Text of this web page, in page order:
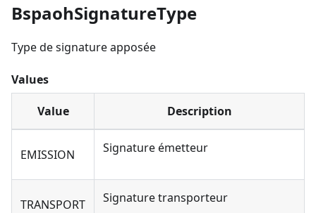
BspaohSignatureType
Type de signature apposée
Values
Value Description
EMISSION Signature émetteur
TRANSPORT Signature transporteur